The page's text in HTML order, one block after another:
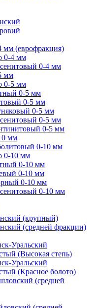
мм (еврофракция)
0-4 мм
0-4 мм
мм
0-5 мм
0-5 мм
0-5 мм
0-5 мм
0-5 мм
0-5 мм
мм
0-10 мм
0-10 мм
0-10 мм
0-10 мм
0-10 мм
0-10 мм
(крупный)
(средней фракции)
Уральский
(Высокая степь)
Уральский
(Красное болото)
(средней